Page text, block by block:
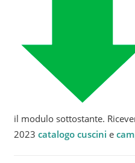
il modulo sottostante.
2023catalogo cuscini e